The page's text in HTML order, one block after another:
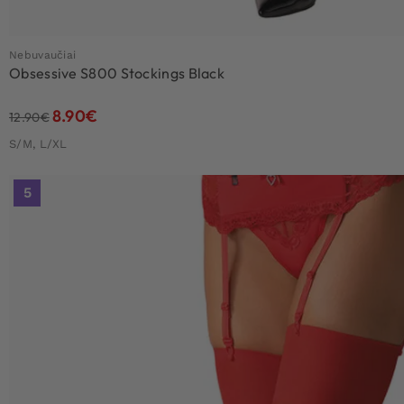
Nebuvaučiai
Obsessive S800 Stockings Black
12.90€8.90€
S/M, L/XL
5